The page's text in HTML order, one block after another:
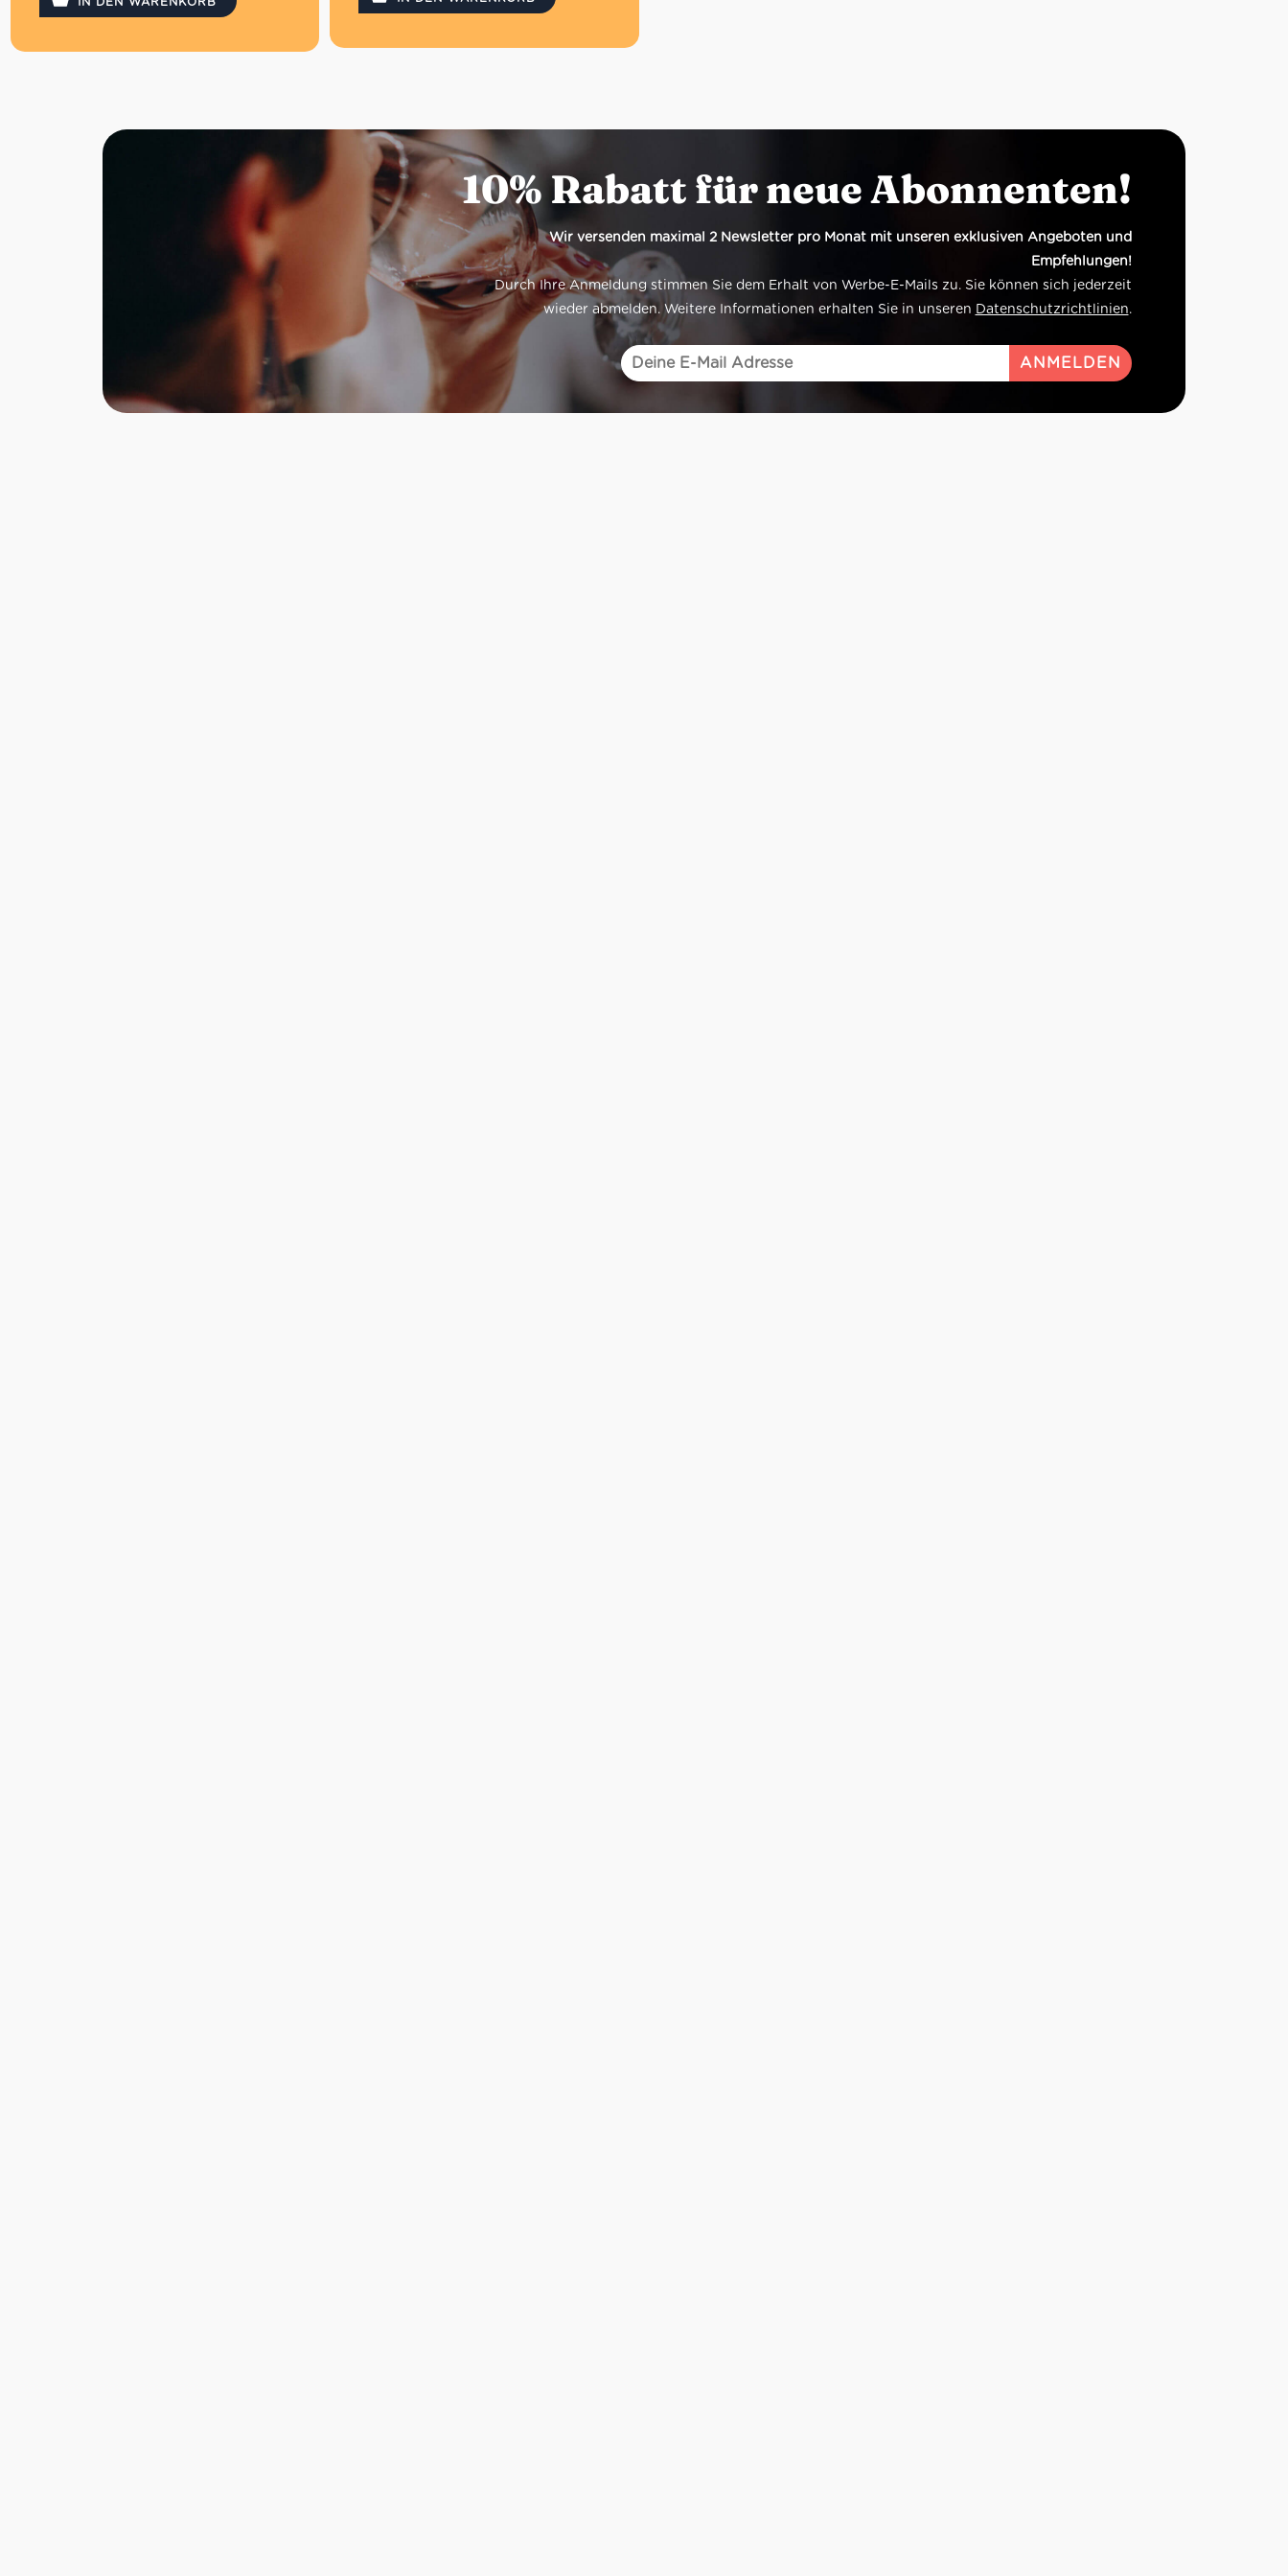
Ein ebenso guter Belag ist die
´Nduja
Lassen sich gut mit frischen
Oder einfach pur für unterwegs
zum Snacken
10% Rabatt für neue Abonnenten!
Wir versenden maximal 2 Newsletter pro Monat mit unseren exklusiven Angeboten und
Empfehlungen!
Durch Ihre Anmeldung stimmen Sie dem Erhalt von Werbe-E-Mails zu. Sie können sich jederzeit
wieder abmelden. Weitere Informationen erhalten Sie in unseren Datenschutzrichtlinien.